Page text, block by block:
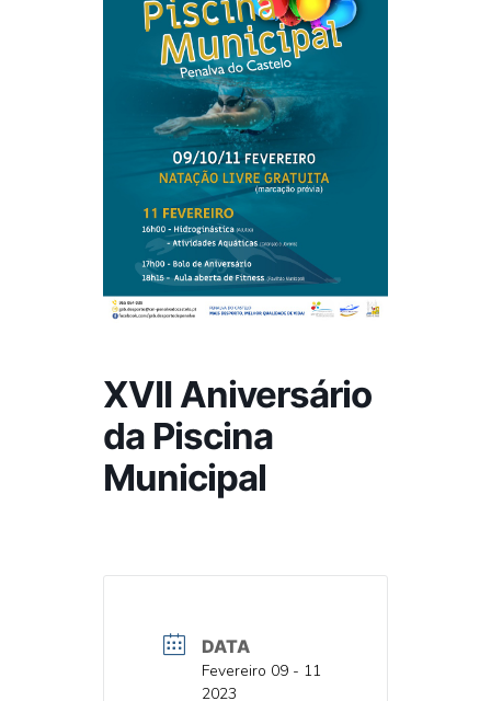
XVII Aniversário
da Piscina
Municipal
DATA
DATAFevereiro 09 - 11
2023